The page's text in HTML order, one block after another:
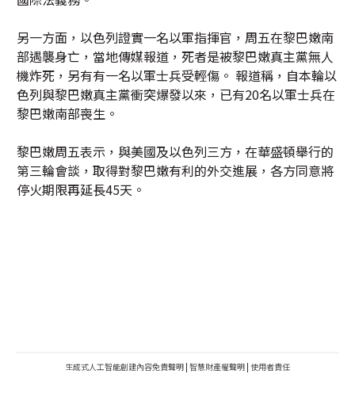
另一方面，以色列證實一名以軍指揮官，周五在黎巴嫩南
部遇襲身亡，當地傳媒報道，死者是被黎巴嫩真主黨無人
機炸死，另有有一名以軍士兵受輕傷。 報道稱，自本輪以
色列與黎巴嫩真主黨衝突爆發以來，已有20名以軍士兵在
黎巴嫩南部喪生。
黎巴嫩周五表示，與美國及以色列三方，在華盛頓舉行的
第三輪會談，取得對黎巴嫩有利的外交進展，各方同意將
停火期限再延長45天。
生成式人工智能創建內容免責聲明 | 智慧財產權聲明 | 使用者責任